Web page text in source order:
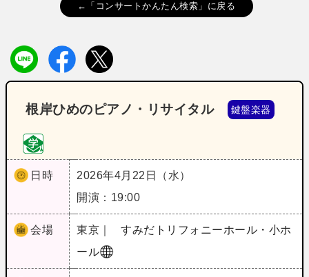
←「コンサートかんたん検索」に戻る
根岸ひめのピアノ・リサイタル 鍵盤楽器
日時
2026年4月22日（水）
開演：19:00
会場 東京｜
すみだトリフォニーホール・小ホ
ール